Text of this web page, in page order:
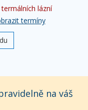
lázní
termíny
na váš